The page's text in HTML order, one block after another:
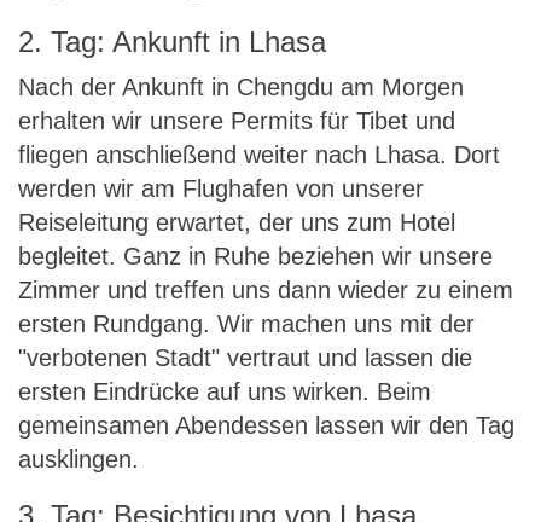
2. Tag: Ankunft in Lhasa
Nach der Ankunft in Chengdu am Morgen
erhalten wir unsere Permits für Tibet und
fliegen anschließend weiter nach Lhasa. Dort
werden wir am Flughafen von unserer
Reiseleitung erwartet, der uns zum Hotel
begleitet. Ganz in Ruhe beziehen wir unsere
Zimmer und treffen uns dann wieder zu einem
ersten Rundgang. Wir machen uns mit der
"verbotenen Stadt" vertraut und lassen die
ersten Eindrücke auf uns wirken. Beim
gemeinsamen Abendessen lassen wir den Tag
ausklingen.
3. Tag: Besichtigung von Lhasa